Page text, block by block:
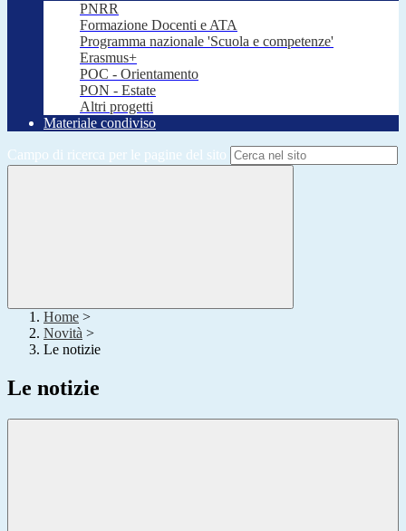
PNRR
Formazione Docenti e ATA
Programma nazionale 'Scuola e competenze'
Erasmus+
POC - Orientamento
PON - Estate
Altri progetti
Materiale condiviso
Campo di ricerca per le pagine del sito
Home >
Novità >
Le notizie
Le notizie